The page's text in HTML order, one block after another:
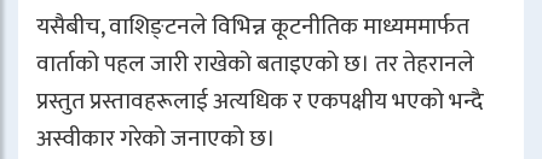
यसैबीच, वाशिङ्टनले विभिन्न कूटनीतिक माध्यममार्फत
वार्ताको पहल जारी राखेको बताइएको छ। तर तेहरानले
प्रस्तुत प्रस्तावहरूलाई अत्यधिक र एकपक्षीय भएको भन्दै
अस्वीकार गरेको जनाएको छ।